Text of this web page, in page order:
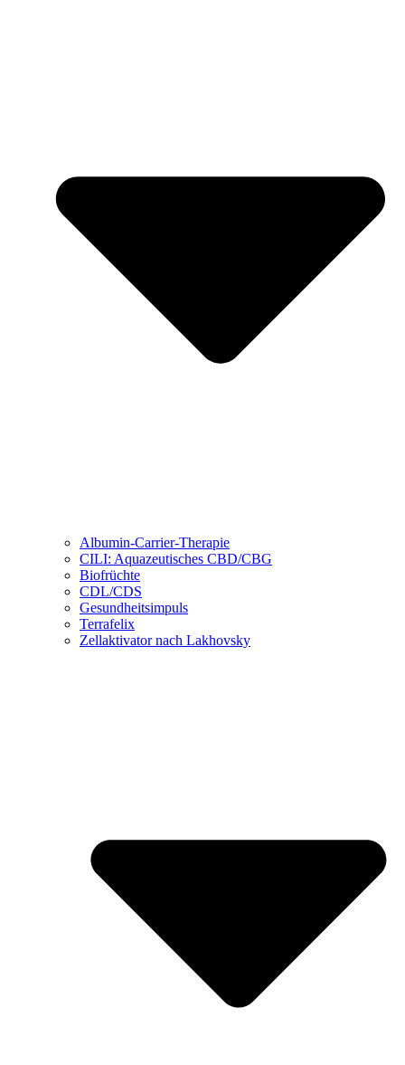
Albumin-Carrier-Therapie
CILI: Aquazeutisches CBD/CBG
Biofrüchte
CDL/CDS
Gesundheitsimpuls
Terrafelix
Zellaktivator nach Lakhovsky